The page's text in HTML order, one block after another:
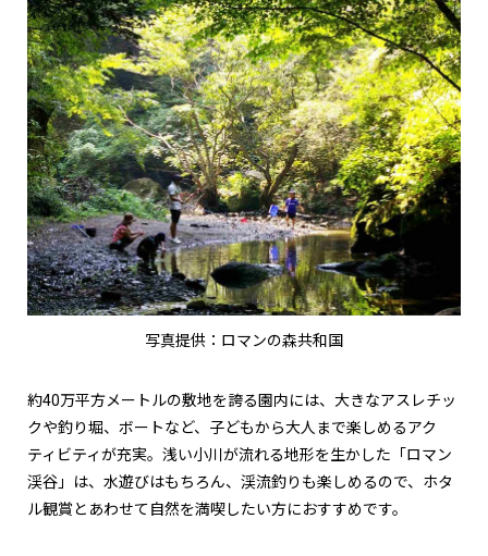
写真提供：ロマンの森共和国
約40万平方メートルの敷地を誇る園内には、大きなアスレチッ
クや釣り堀、ボートなど、子どもから大人まで楽しめるアク
ティビティが充実。浅い小川が流れる地形を生かした「ロマン
渓谷」は、水遊びはもちろん、渓流釣りも楽しめるので、ホタ
ル観賞とあわせて自然を満喫したい方におすすめです。